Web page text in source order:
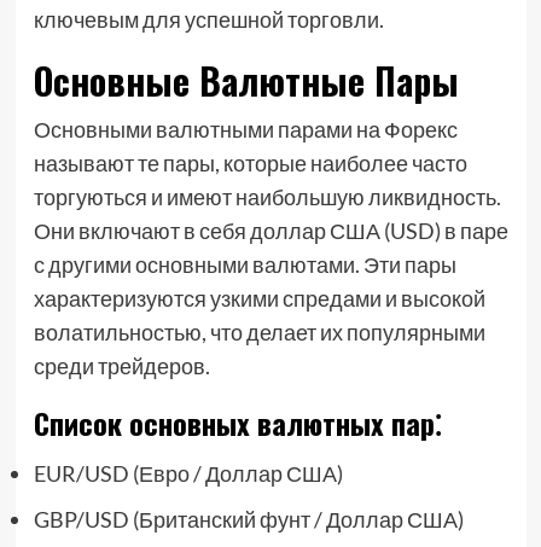
ключевым для успешной торговли.
Основные Валютные Пары
Основными валютными парами на Форекс
называют те пары, которые наиболее часто
торгуються и имеют наибольшую ликвидность.
Они включают в себя доллар США (USD) в паре
с другими основными валютами. Эти пары
характеризуются узкими спредами и высокой
волатильностью, что делает их популярными
среди трейдеров.
Список основных валютных пар⁚
EUR/USD (Евро / Доллар США)
GBP/USD (Британский фунт / Доллар США)